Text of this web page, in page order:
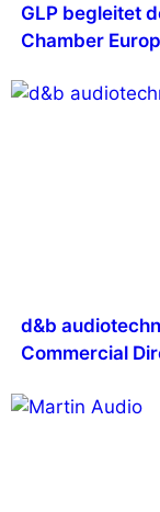
GLP begleitet
Chamber
d&b
Commercial